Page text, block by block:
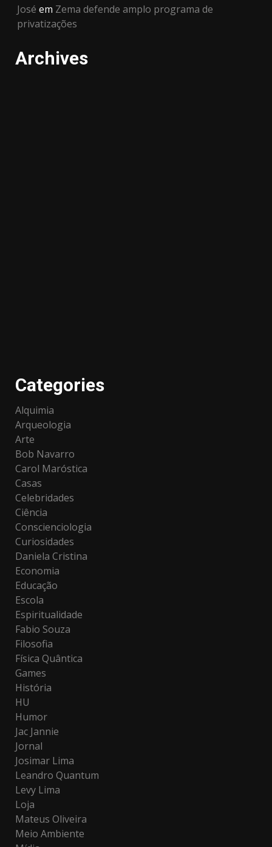
José em Zema defende amplo programa de
privatizações
Archives
Categories
Alquimia
Arqueologia
Arte
Bob Navarro
Carol Maróstica
Casas
Celebridades
Ciência
Conscienciologia
Curiosidades
Daniela Cristina
Economia
Educação
Escola
Espiritualidade
Fabio Souza
Filosofia
Física Quântica
Games
História
HU
Humor
Jac Jannie
Jornal
Josimar Lima
Leandro Quantum
Levy Lima
Loja
Mateus Oliveira
Meio Ambiente